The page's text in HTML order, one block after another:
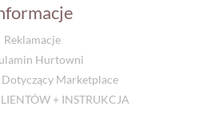
Reklamacje
Hurtowni
Marketplace
+ INSTRUKCJA